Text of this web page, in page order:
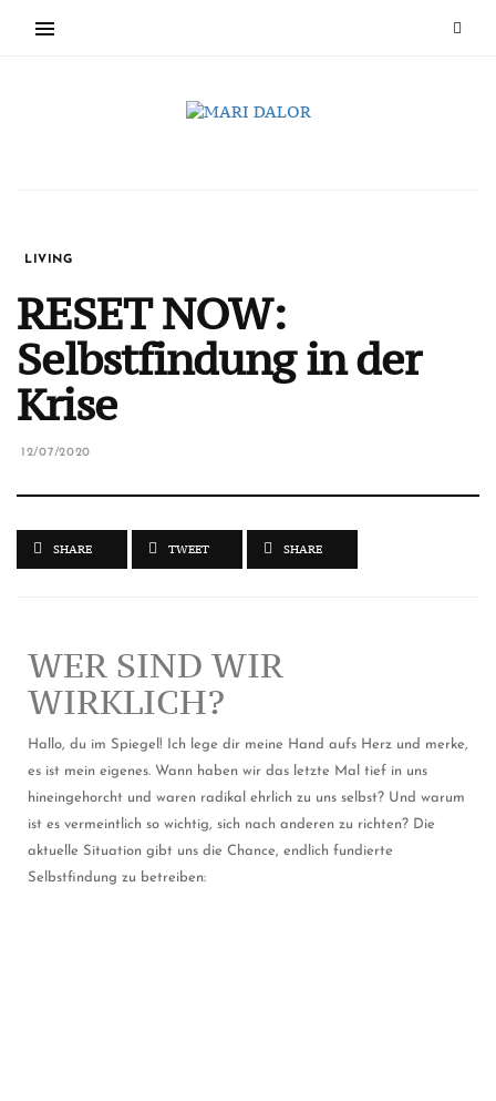
LIVING
RESET NOW:
Selbstfindung in der
Krise
12/07/2020
SHARE TWEET SHARE
WER SIND WIR
WIRKLICH?
Hallo, du im Spiegel! Ich lege dir meine Hand aufs Herz und merke,
es ist mein eigenes. Wann haben wir das letzte Mal tief in uns
hineingehorcht und waren radikal ehrlich zu uns selbst? Und warum
ist es vermeintlich so wichtig, sich nach anderen zu richten? Die
aktuelle Situation gibt uns die Chance, endlich fundierte
Selbstfindung zu betreiben: